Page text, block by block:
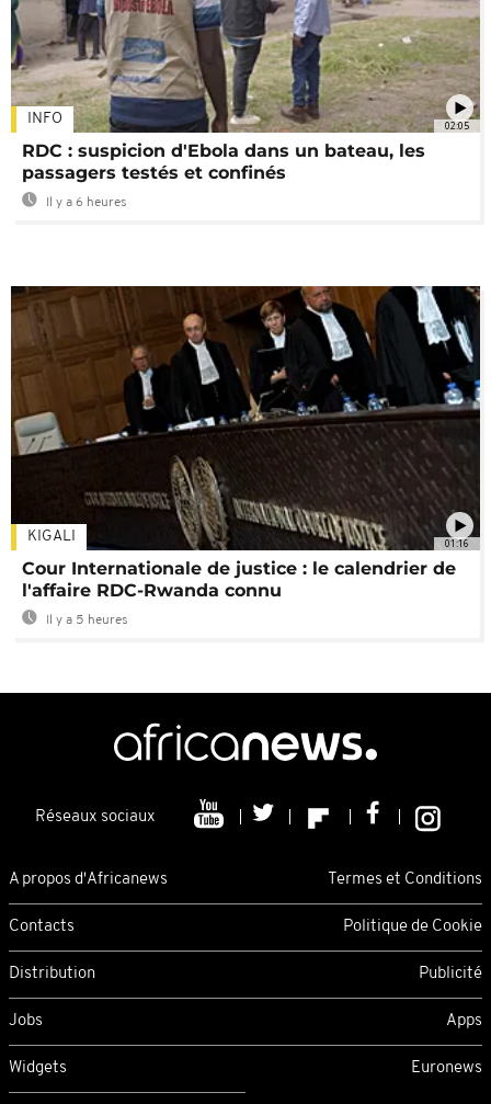
02:05
INFO
RDC : suspicion d'Ebola dans un bateau, les
passagers testés et confinés
Il y a 6 heures
01:16
KIGALI
Cour Internationale de justice : le calendrier de
l'affaire RDC-Rwanda connu
Il y a 5 heures
Réseaux sociaux
A propos d'Africanews Termes et Conditions
Contacts Politique de Cookie
Distribution Publicité
Jobs Apps
Widgets Euronews